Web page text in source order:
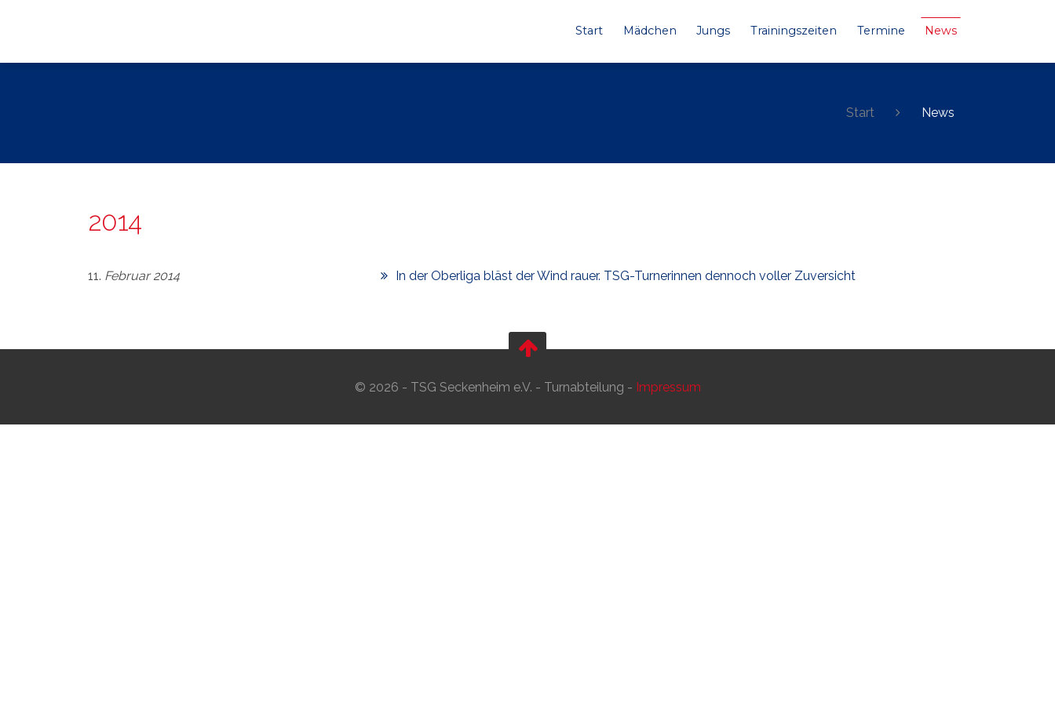
Start Mädchen Jungs Trainingszeiten Termine News
Start News
2014
11. Februar 2014 In der Oberliga bläst der Wind rauer. TSG-Turnerinnen dennoch voller Zuversicht
© 2026 - TSG Seckenheim e.V. - Turnabteilung - Impressum